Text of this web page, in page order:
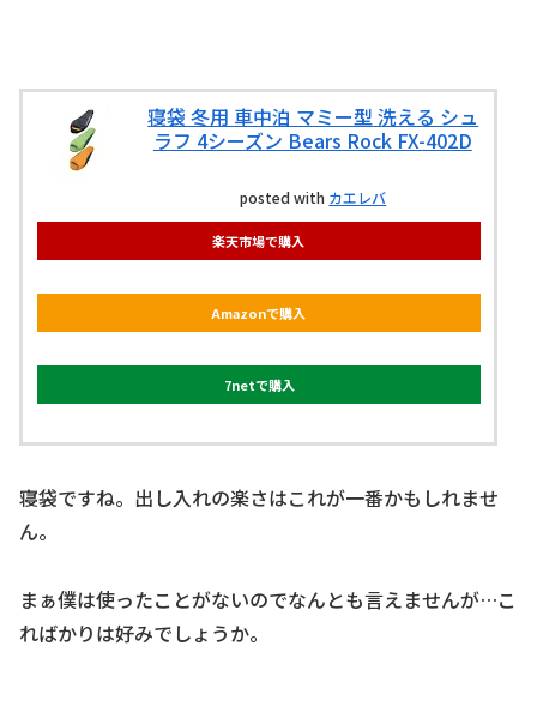
寝袋 冬用 車中泊 マミー型 洗える シュ
ラフ 4シーズン Bears Rock FX-402D
posted with カエレバ
楽天市場で購入
Amazonで購入
7netで購入
寝袋ですね。出し入れの楽さはこれが一番かもしれませ
ん。
まぁ僕は使ったことがないのでなんとも言えませんが…こ
ればかりは好みでしょうか。